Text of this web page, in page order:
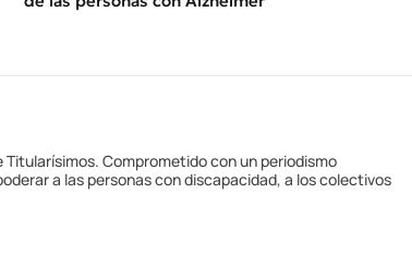
Comprometido con un periodismo
a las personas con discapacidad, a los colectivos